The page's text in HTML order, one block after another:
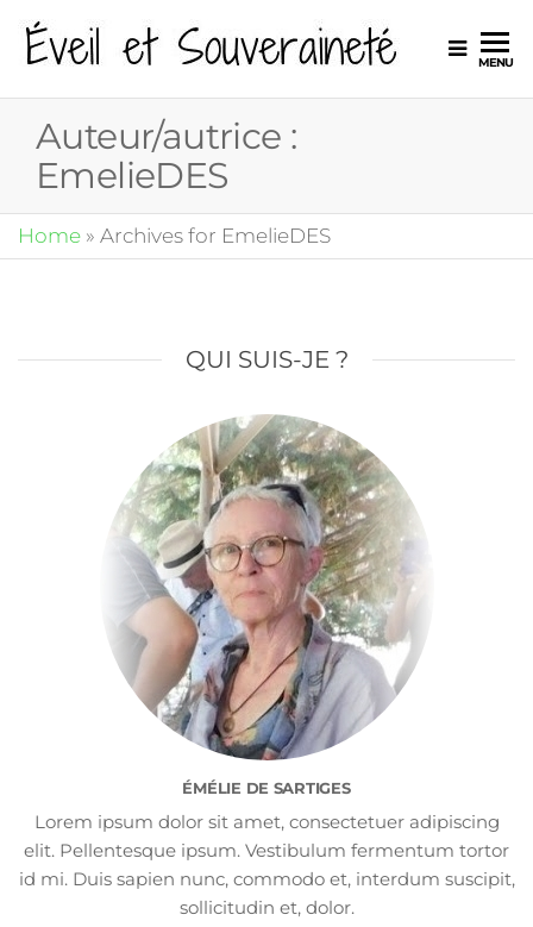
Éveil
MENU
Auteur/autrice :
EmelieDES
Home » Archives for EmelieDES
QUI SUIS-JE ?
ÉMÉLIE DE SARTIGES
Lorem ipsum dolor sit amet, consectetuer adipiscing
elit. Pellentesque ipsum. Vestibulum fermentum tortor
id mi. Duis sapien nunc, commodo et, interdum suscipit,
sollicitudin et, dolor.